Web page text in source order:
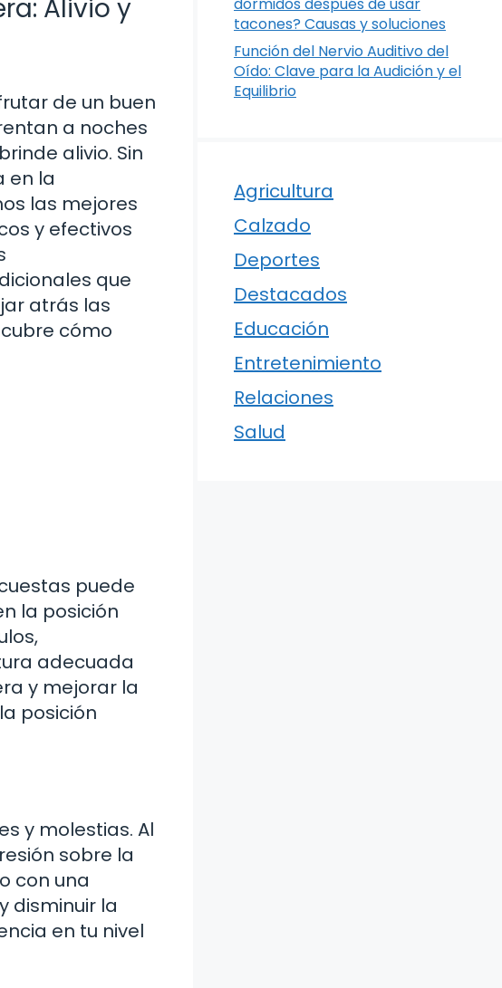
Alivio y
de un buen
a noches
alivio. Sin
en la
las mejores
y efectivos
que
atrás las
cómo
puede
la posición
adecuada
y mejorar la
posición
y molestias. Al
sobre la
con una
disminuir la
en tu nivel
tacones? Causas y soluciones
Función del Nervio Auditivo del
Oído: Clave para la Audición y el
Equilibrio
Agricultura
Calzado
Deportes
Destacados
Educación
Entretenimiento
Relaciones
Salud